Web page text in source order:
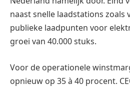
naast snelle laadstations zoals
publieke laadpunten voor
groei van 40.000 stuks.
Voor de operationele
opnieuw op 35 à 40 procent.